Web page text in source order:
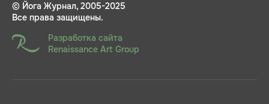
© Йога Журнал, 2005-2025
Все права защищены.
Разработка сайта
Renaissance Art Group